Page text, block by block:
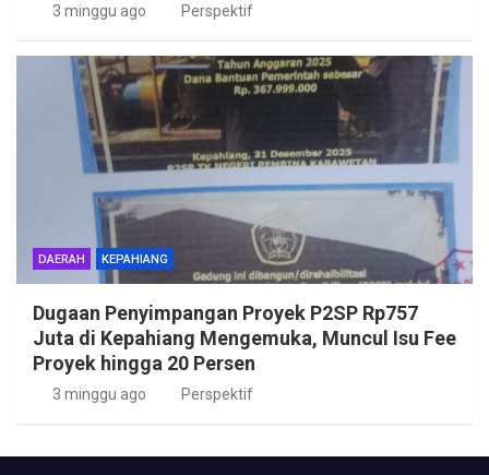
3 minggu ago Perspektif
DAERAH KEPAHIANG
Dugaan Penyimpangan Proyek P2SP Rp757
Juta di Kepahiang Mengemuka, Muncul Isu Fee
Proyek hingga 20 Persen
3 minggu ago Perspektif